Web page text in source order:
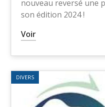
nouveau reversé une
son édition 2024 !
Voir
DIVERS